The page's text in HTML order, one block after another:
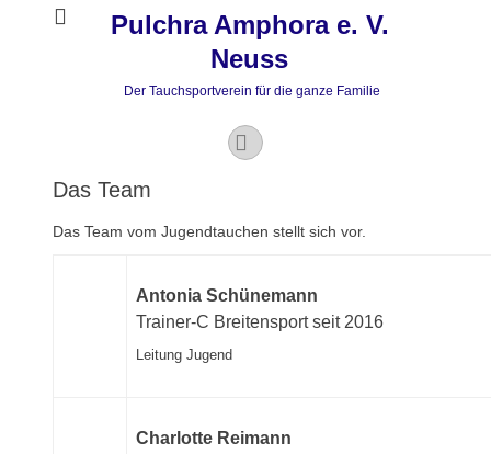
Pulchra Amphora e. V.
Neuss
Der Tauchsportverein für die ganze Familie
Instagram
Das Team
Das Team vom Jugendtauchen stellt sich vor.
Antonia Schünemann
Trainer-C Breitensport seit 2016
Leitung Jugend
Charlotte Reimann